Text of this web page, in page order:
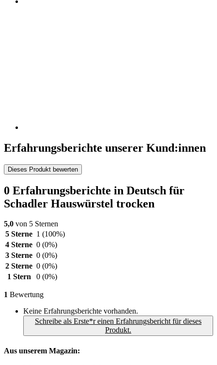
Erfahrungsberichte unserer Kund:innen
Dieses Produkt bewerten
0 Erfahrungsberichte in Deutsch für
Schadler Hauswürstel trocken
5,0 von 5 Sternen
5 Sterne 1 (100%)
4 Sterne 0 (0%)
3 Sterne 0 (0%)
2 Sterne 0 (0%)
1 Stern
0 (0%)
1 Bewertung
Keine Erfahrungsberichte vorhanden.
Schreibe als Erste*r einen Erfahrungsbericht für dieses
Produkt.
Aus unserem Magazin: